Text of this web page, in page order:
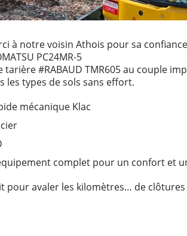
à notre voisin Athois pour sa
PC24MR-5
tarière #RABAUD TMR605 au couple
les types de sols sans effort.
mécanique Klac
complet pour un confort et
pour avaler les kilomètres… de clôtures